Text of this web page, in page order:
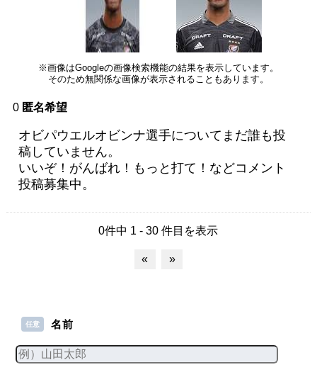
※画像はGoogleの画像検索機能の結果を表示しています。
そのため無関係な画像が表示されることもあります。
0 匿名希望
オビパウエルオビンナ選手についてまだ誰も投
稿していません。
いいぞ！がんばれ！もっと打て！などコメント
投稿募集中。
0件中 1 - 30 件目を表示
« »
任意 名前